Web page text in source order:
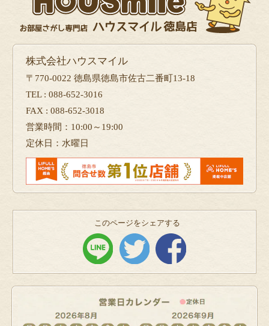
株式会社ハウスマイル
〒770-0022 徳島県徳島市佐古二番町13-18
TEL : 088-652-3016
FAX : 088-652-3018
営業時間：10:00～19:00
定休日：水曜日
このページをシェアする